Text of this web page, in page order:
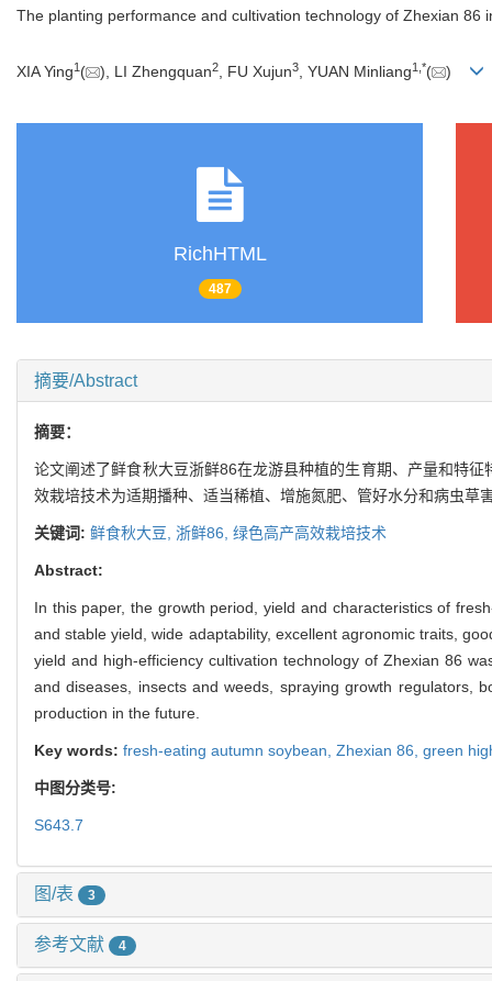
The planting performance and cultivation technology of Zhexian 86
XIA Ying1 ( ), LI Zhengquan2 , FU Xujun3 , YUAN Minliang1 *( )
RichHTML
487
摘要/Abstract
摘要：
论文阐述了鲜食秋大豆浙鲜86在龙游县种植的生育期、产量和特
效栽培技术为适期播种、适当稀植、增施氮肥、管好水分和病虫
关键词: 鲜食秋大豆, 浙鲜86, 绿色高产高效栽培技术
Abstract:
In this paper, the growth period, yield and characteristics of
and stable yield, wide adaptability, excellent agronomic traits,
yield and high-efficiency cultivation technology of Zhexian 86
and diseases, insects and weeds, spraying growth regulators,
production in the future.
Key words: fresh-eating autumn soybean, Zhexian 86, green
中图分类号:
S643.7
图/表 3
参考文献 4